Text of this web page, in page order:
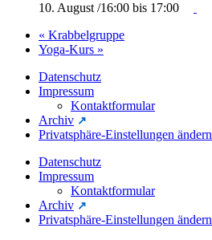
10. August /16:00 bis 17:00
« Krabbelgruppe
Yoga-Kurs »
Datenschutz
Impressum
Kontaktformular
Archiv
Privatsphäre-Einstellungen ändern
Datenschutz
Impressum
Kontaktformular
Archiv
Privatsphäre-Einstellungen ändern